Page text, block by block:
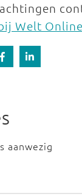
Welt
aanwezig